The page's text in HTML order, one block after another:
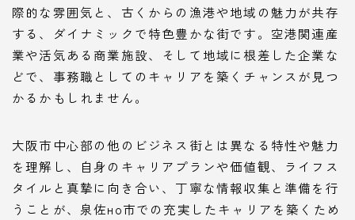
際的な雰囲気と、古くからの漁港や地域の魅力が共存
する、ダイナミックで特色豊かな街です。空港関連産
業や活気ある商業施設、そして地域に根差した企業な
どで、事務職としてのキャリアを築くチャンスが見つ
かるかもしれません。
大阪市中心部の他のビジネス街とは異なる特性や魅力
を理解し、自身のキャリアプランや価値観、ライフス
タイルと真摯に向き合い、丁寧な情報収集と準備を行
うことが、泉佐но市での充実したキャリアを築くため